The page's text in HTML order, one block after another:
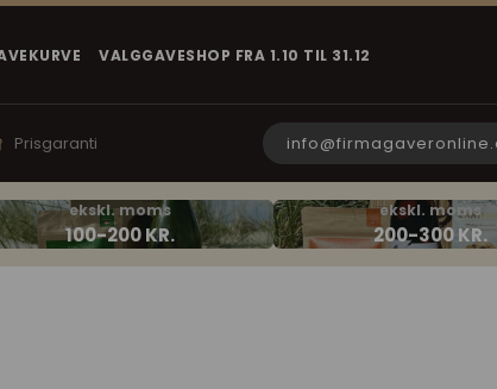
VALGGAVESHOP FRA 1.10 TIL 31.12
Prisgaranti